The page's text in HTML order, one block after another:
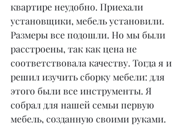
квартире неудобно. Приехали
установщики, мебель установили.
Размеры все подошли. Но мы были
расстроены, так как цена не
соответствовала качеству. Тогда я и
решил изучить сборку мебели: для
этого были все инструменты. Я
собрал для нашей семьи первую
мебель, созданную своими руками.